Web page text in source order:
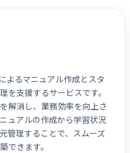
よるマニュアル作成とスタ
を支援するサービスです。
を解消し、業務効率を向上さ
ュアルの作成から学習状況
管理することで、スムーズ
できます。